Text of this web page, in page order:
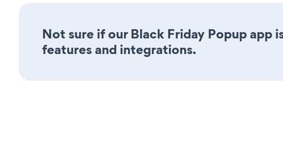
Not sure if our Black Friday Popup app
features and integrations.